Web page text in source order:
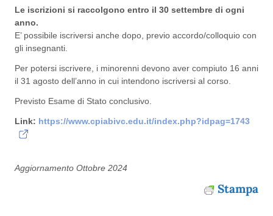
Le iscrizioni si raccolgono entro il 30 settembre di ogni
anno.
E’ possibile iscriversi anche dopo, previo accordo/colloquio con
gli insegnanti.
Per potersi iscrivere, i minorenni devono aver compiuto 16 anni
il 31 agosto dell’anno in cui intendono iscriversi al corso.
Previsto Esame di Stato conclusivo.
Link: https://www.cpiabivc.edu.it/index.php?idpag=1743
Aggiornamento Ottobre 2024
Stampa